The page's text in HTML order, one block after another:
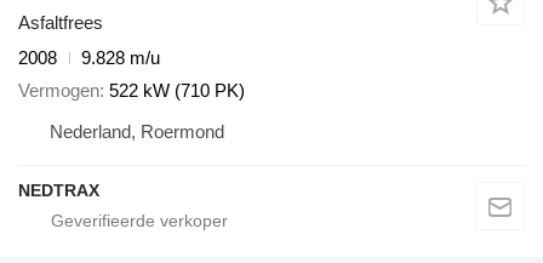
Asfaltfrees
2008
9.828 m/u
Vermogen 522 kW (710 PK)
Nederland, Roermond
NEDTRAX